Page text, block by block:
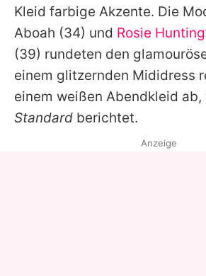
Kleid farbige Akzente. Die
Aboah (34) und Rosie
(39) rundeten den
einem glitzernden Mididress
einem weißen Abendkleid ab,
Standard berichtet.
Anzeige